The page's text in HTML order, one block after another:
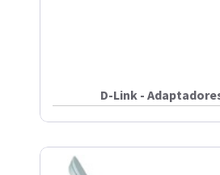
D-Link -